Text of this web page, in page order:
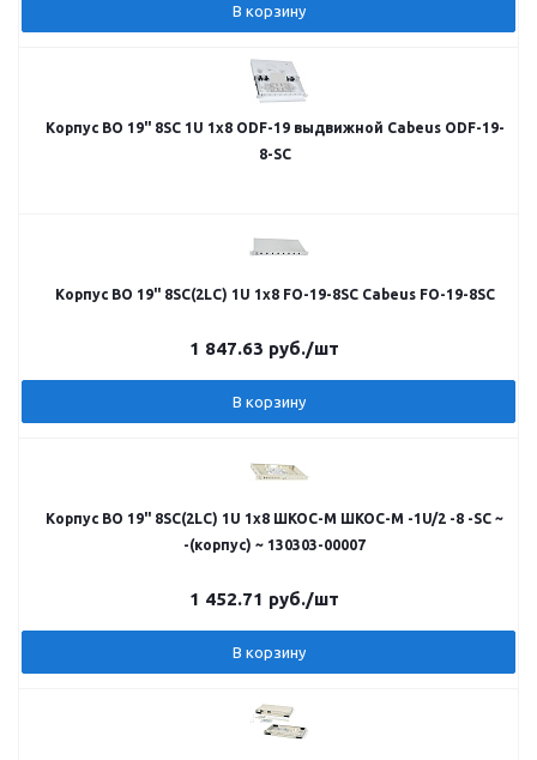
В корзину
Корпус ВО 19" 8SC 1U 1х8 ОDF-19 выдвижной Cabeus ОDF-19-
8-SC
Корпус ВО 19" 8SC(2LC) 1U 1х8 FO-19-8SC Cabeus FO-19-8SC
1 847.63 руб./шт
В корзину
Корпус ВО 19" 8SC(2LC) 1U 1х8 ШКОС-М ШКОС-М -1U/2 -8 -SC ~
-(корпус) ~ 130303-00007
1 452.71 руб./шт
В корзину